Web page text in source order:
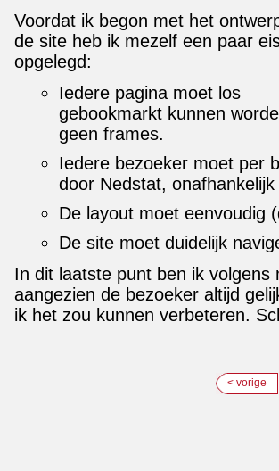
Voordat ik begon met het
de site heb ik mezelf een paar
opgelegd:
Iedere pagina moet los
gebookmarkt kunnen
geen frames.
Iedere bezoeker moet per
door Nedstat,
De layout moet eenvoudig
De site moet duidelijk
In dit laatste punt ben ik
aangezien de bezoeker altijd
ik het zou kunnen verbeteren.
< vorige